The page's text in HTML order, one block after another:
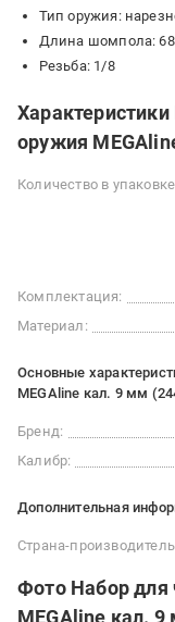
Тип оружия:
Длина шомпола:
Резьба: 1/8
оружия
Количество в
Комплектация:
Материал:
Основные
MEGAline кал. 9 мм
Бренд:
Калибр:
Дополнительная
Страна-
Фото Набор для
MEGAline кал.